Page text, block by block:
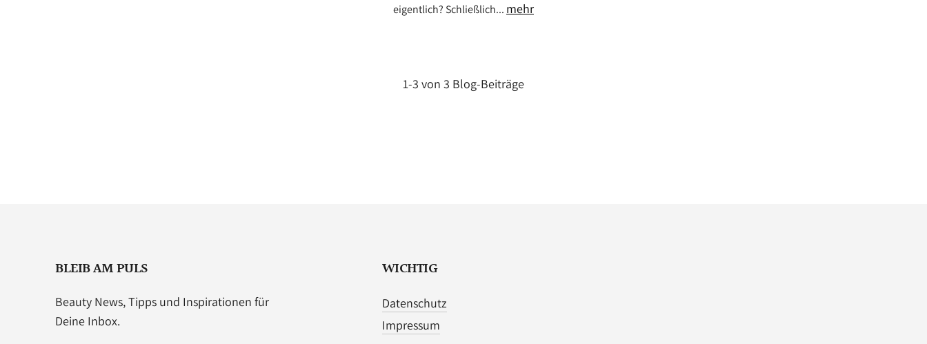
eigentlich? Schließlich... mehr
1-3 von 3 Blog-Beiträge
BLEIB AM PULS
Beauty News, Tipps und Inspirationen für
Deine Inbox.
WICHTIG
Datenschutz
Impressum